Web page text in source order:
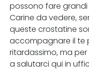
possono fare grandi
Carine da vedere,
queste crostatine
accompagnare il te
ritardassimo, ma
a salutarci qui in